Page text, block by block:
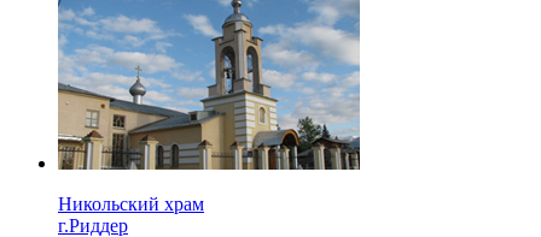
Никольский храм
г.Риддер